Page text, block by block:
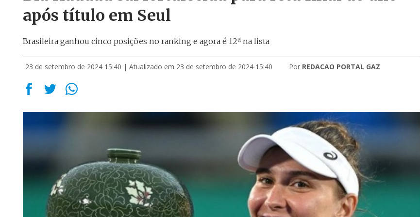
após título em Seul
Brasileira ganhou cinco posições no ranking e agora é 12ª na lista
23 de setembro de 2024 15:40 | Atualizado em 23 de setembro de 2024 15:40 Por REDACAO PORTAL GAZ